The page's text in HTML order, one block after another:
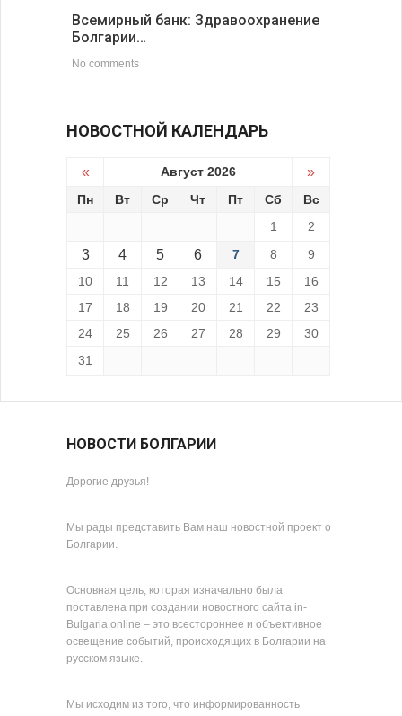
Всемирный банк: Здравоохранение
Болгарии…
No comments
НОВОСТНОЙ КАЛЕНДАРЬ
« Август 2026 »
Пн Вт Ср Чт Пт Сб
Вс
1
2
3 4 5 6 7 8
9
10
11 12 13 14 15
16
17
18 19 20 21 22
23
24
25 26 27 28 29
30
31
НОВОСТИ БОЛГАРИИ
Дорогие друзья!
Мы рады представить Вам наш новостной проект о
Болгарии.
Основная цель, которая изначально была
поставлена при создании новостного сайта in-
Bulgaria.online – это всестороннее и объективное
освещение событий, происходящих в Болгарии на
русском языке.
Мы исходим из того, что информированность